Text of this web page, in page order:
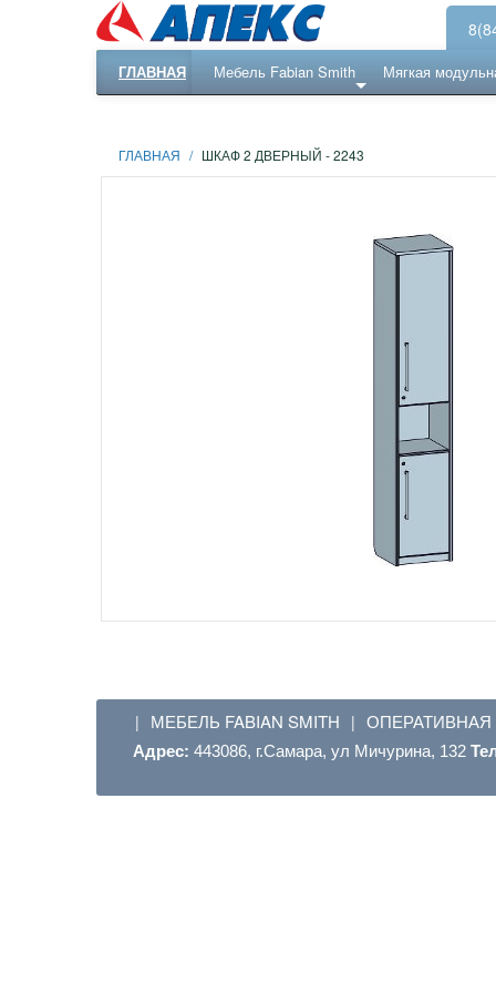
ГЛАВНАЯ Мебель Fabian Smith Мягкая
ГЛАВНАЯ / ШКАФ 2 ДВЕРНЫЙ - 2243
| МЕБЕЛЬ FABIAN SMITH |
Адрес: 443086, г.Самара, ул Мичурина, 132